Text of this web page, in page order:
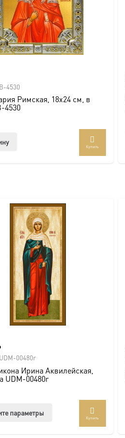
и киоте.
B-4530
Римская, 18х24 см, в
4530
Купить
UDM-00480r
Ирина Аквилейская,
UDM-00480r
параметры
Купить